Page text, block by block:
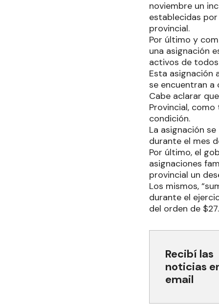
noviembre un
establecidas
provincial.
Por último y
una asignación
activos de
Esta asignación
se encuentran a
Cabe aclarar
Provincial,
condición.
La asignación
durante el mes
Por último, el
asignaciones
provincial un
Los mismos,
durante el
del orden de
Recibí las
noticias
email